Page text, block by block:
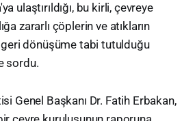
ulaştırıldığı, bu kirli, çevreye
zararlı çöplerin ve atıkların
dönüşüme tabi tutulduğu
sordu.
Genel Başkanı Dr. Fatih Erbakan,